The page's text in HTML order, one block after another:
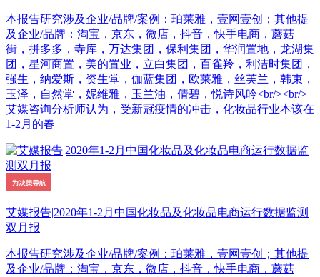
本报告研究涉及企业/品牌/案例：珀莱雅，壹网壹创；其他提
及企业/品牌：淘宝，京东，微店，抖音，快手电商，蘑菇
街，拼多多，寺库，万达集团，保利集团，华润置地，龙湖集
团，星河商置，美的置业，立白集团，百雀羚，利洁时集团，
强生，纳爱斯，资生堂，伽蓝集团，欧莱雅，丝芙兰，韩束，
玉泽，自然堂，妮维雅，玉兰油，倩碧，悦诗风吟<br/><br/>
艾媒咨询分析师认为，受新冠疫情的冲击，化妆品行业本该在
1-2月的春
艾媒报告|2020年1-2月中国化妆品及化妆品电商运行数据监测
双月报
本报告研究涉及企业/品牌/案例：珀莱雅，壹网壹创；其他提
及企业/品牌：淘宝，京东，微店，抖音，快手电商，蘑菇